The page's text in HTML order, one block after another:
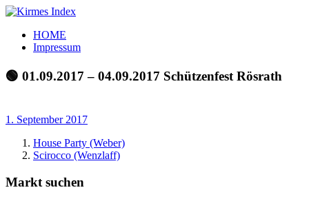
Zum
springen
Kirmes
Index
Tourpläne
der
letzten
HOME
Impressum
🟢 01.09.2017 – 04.09.2017 Schützenfest Rösrath
1. September 2017
House Party (Weber)
Scirocco (Wenzlaff)
Markt suchen